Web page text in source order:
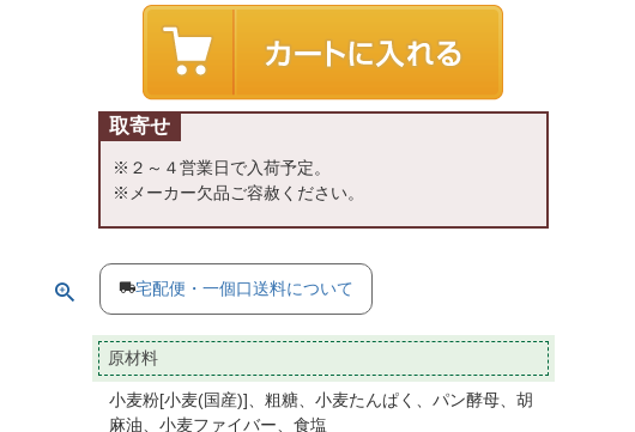
取寄せ
※２～４営業日で入荷予定。
※メーカー欠品ご容赦ください。
宅配便・一個口送料について
原材料
小麦粉[小麦(国産)]、粗糖、小麦たんぱく、パン酵母、胡
麻油、小麦ファイバー、食塩